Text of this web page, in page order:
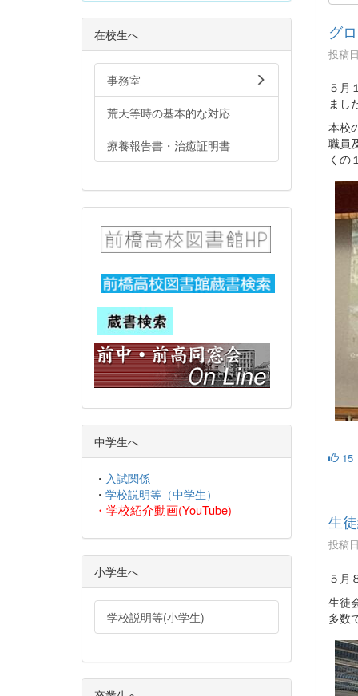
グ
投稿
５月
まし
本校
職員
くの
15
生
投稿
５月
生徒
多数
在校生へ
事務室
荒天等時の基本的な対応
療養報告書・治癒証明書
中学生へ
・ 入試関係
・ 学校説明等（中学生）
・ 学校紹介動画(YouTube)
小学生へ
学校説明等(小学生)